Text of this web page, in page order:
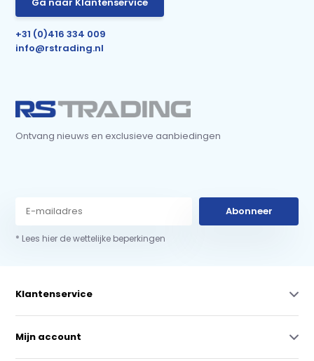
+31 (0)416 334 009
info@rstrading.nl
Ontvang nieuws en exclusieve aanbiedingen
Abonneer
* Lees hier de wettelijke beperkingen
Klantenservice
Mijn account